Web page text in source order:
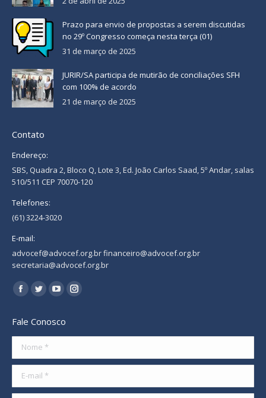
Prazo para envio de propostas a serem discutidas
no 29º Congresso começa nesta terça (01)
31 de março de 2025
JURIR/SA participa de mutirão de conciliações SFH
com 100% de acordo
21 de março de 2025
Contato
Endereço:
SBS, Quadra 2, Bloco Q, Lote 3, Ed. João Carlos Saad, 5º Andar, salas
510/511 CEP 70070-120
Telefones:
(61) 3224-3020
E-mail:
advocef@advocef.org.br financeiro@advocef.org.br
secretaria@advocef.org.br
Encontre-nos em:
Facebook
opens
new
window
Twitter
opens
new
window
YouTube
opens
new
Instagram
new
Fale Conosco
Nome *
E-mail *